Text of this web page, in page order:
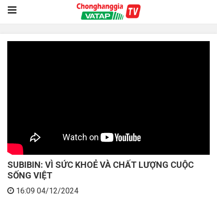
SUBIBIN: VÌ SỨC KHOẺ VÀ CHẤT LƯỢNG CUỘC
SỐNG VIỆT
16:09 04/12/2024